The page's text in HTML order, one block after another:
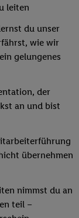
leiten
du unser
wie wir
gelungenes
der
an und bist
übernehmen
nimmst du an
teil –